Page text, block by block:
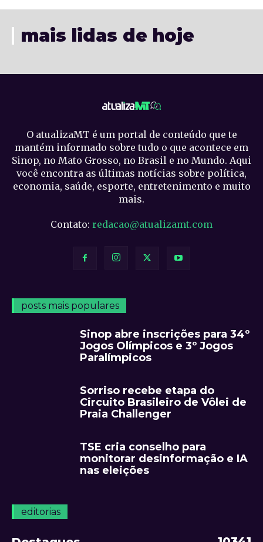
mais lidas de hoje
O atualizaMT é um portal de conteúdo que te
mantém informado sobre tudo o que acontece em
Sinop, no Mato Grosso, no Brasil e no Mundo. Aqui
você encontra as últimas notícias sobre política,
economia, saúde, esporte, entretenimento e muito
mais.
Contato: redacao@atualizamt.com
posts mais populares
Sinop abre inscrições para 34º
Jogos Olímpicos e 3º Jogos
Paralímpicos
Sorriso recebe etapa do
Circuito Brasileiro de Vôlei de
Praia Challenger
TSE cria conselho para
monitorar desinformação e IA
nas eleições
editorias